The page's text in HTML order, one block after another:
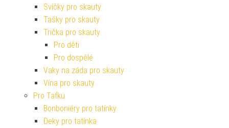
Svíčky pro skauty
Tašky pro skauty
Trička pro skauty
Pro děti
Pro dospělé
Vaky na záda pro skauty
Vína pro skauty
Pro Taťku
Bonboniéry pro tatínky
Deky pro tatínka